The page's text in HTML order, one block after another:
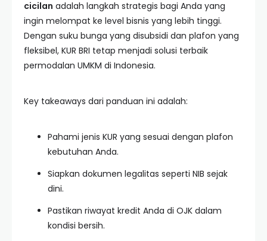
cicilan adalah langkah strategis bagi Anda yang
ingin melompat ke level bisnis yang lebih tinggi.
Dengan suku bunga yang disubsidi dan plafon yang
fleksibel, KUR BRI tetap menjadi solusi terbaik
permodalan UMKM di Indonesia.
Key takeaways dari panduan ini adalah:
Pahami jenis KUR yang sesuai dengan plafon
kebutuhan Anda.
Siapkan dokumen legalitas seperti NIB sejak
dini.
Pastikan riwayat kredit Anda di OJK dalam
kondisi bersih.